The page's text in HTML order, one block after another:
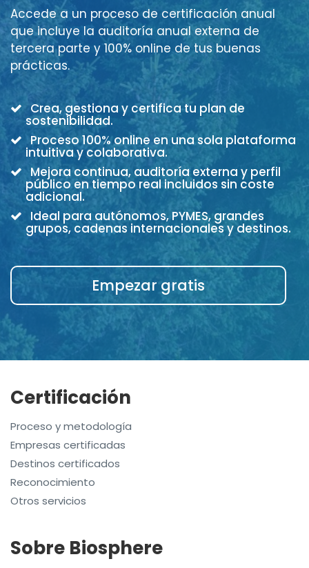
Accede a un proceso de certificación anual
que incluye la auditoría anual externa de
tercera parte y 100% online de tus buenas
prácticas.
Crea, gestiona y certifica tu plan de
sostenibilidad.
Proceso 100% online en una sola plataforma
intuitiva y colaborativa.
Mejora continua, auditoría externa y perfil
público en tiempo real incluidos sin coste
adicional.
Ideal para autónomos, PYMES, grandes
grupos, cadenas internacionales y destinos.
Empezar gratis
Certificación
Proceso y metodología
Empresas certificadas
Destinos certificados
Reconocimiento
Otros servicios
Sobre Biosphere